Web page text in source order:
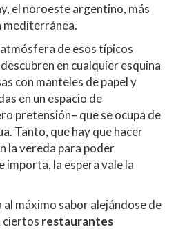
el noroeste argentino, más
mediterránea.
de esos típicos
en cualquier esquina
con manteles de papel y
en un espacio de
pretensión– que se ocupa de
Tanto, que hay que hacer
la vereda para poder
importa, la espera vale la
al máximo sabor alejándose de
ciertos restaurantes